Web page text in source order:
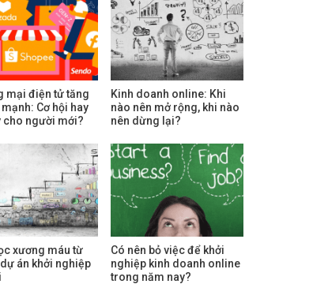
mại điện tử tăng
Cơ hội hay
cho người mới?
Kinh doanh online: Khi
nào nên mở rộng, khi nào
nên dừng lại?
xương máu từ
án khởi nghiệp
Có nên bỏ việc để khởi
nghiệp kinh doanh online
trong năm nay?